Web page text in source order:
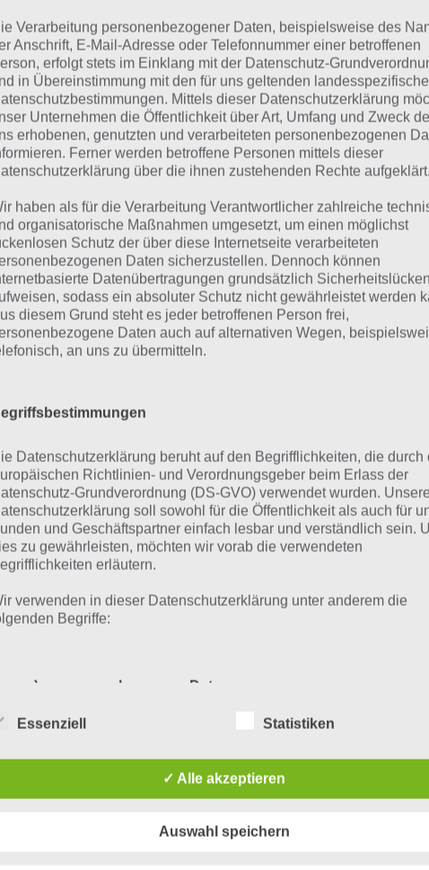
Lösung für Buch der
bis 200
Nun ist unsere Lösung zu Buch der Rätsel komplett. Vielen
mitgeholfen haben (vielen Dank an Michael). Damit sollte
Probleme bis Seite 200 kommen.
Durch ein neues Update haben sich einige Begriffe
Entwickler angeschrieben und Seite 170 und 182 korrigiert).
Seite 151: Bruce Lee
Seite 152: Knopf
Seite 153: Schnuller
Seite 154: Hagel
Seite 155: 300
158: Baum
Verarbeitung personenbezogener Daten, beispielsweise des
Anschrift, E-Mail-Adresse oder Telefonnummer einer betroffenen
erfolgt stets im Einklang mit der Datenschutz-
in Übereinstimmung mit den für uns geltenden
Mittels dieser Datenschutzerklärung
Unternehmen die Öffentlichkeit über Art, Umfang und Zweck
erhobenen, genutzten und verarbeiteten personenbezogenen
Ferner werden betroffene Personen mittels dieser
über die ihnen zustehenden Rechte aufgeklärt.
haben als für die Verarbeitung Verantwortlicher zahlreiche
organisatorische Maßnahmen umgesetzt, um einen möglichst
Schutz der über diese Internetseite verarbeiteten
Daten sicherzustellen. Dennoch können
Datenübertragungen grundsätzlich Sicherheitslücken
sodass ein absoluter Schutz nicht gewährleistet werden
diesem Grund steht es jeder betroffenen Person frei,
Daten auch auf alternativen Wegen,
an uns zu übermitteln.
Datenschutzerklärung beruht auf den Begrifflichkeiten, die durch
Richtlinien- und Verordnungsgeber beim Erlass der
Grundverordnung (DS-GVO) verwendet wurden. Unsere
soll sowohl für die Öffentlichkeit als auch für
und Geschäftspartner einfach lesbar und verständlich sein.
zu gewährleisten, möchten wir vorab die verwendeten
erläutern.
verwenden in dieser Datenschutzerklärung unter anderem die
Begriffe:
a) personenbezogene Daten
Personenbezogene Daten sind alle Informationen, die sich auf
Person angesehen, die direkt oder indirekt, insbesondere mittels
Zuordnung zu einer Kennung wie einem Namen, zu einer
einem oder mehreren besonderen Merkmalen, die Ausdruck der
Essenziell Statistiken
✓ Alle akzeptieren
Auswahl speichern